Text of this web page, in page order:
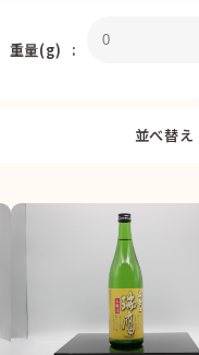
重量(g)
並べ替え